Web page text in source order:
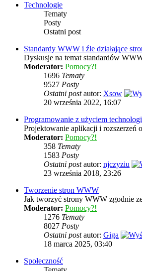
Technologie
Tematy
Posty
Ostatni post
Standardy WWW i źle działające
Dyskusje na temat standardów
Moderator: Pomocy?!
1696 Tematy
9527 Posty
Ostatni postautor: Xsow
20 września 2022, 16:07
Programowanie z użyciem
Projektowanie aplikacji i
Moderator: Pomocy?!
358 Tematy
1583 Posty
Ostatni postautor: njczyziu
23 września 2018, 23:26
Tworzenie stron WWW
Jak tworzyć strony WWW zgodnie
Moderator: Pomocy?!
1276 Tematy
8027 Posty
Ostatni postautor: Giga
18 marca 2025, 03:40
Społeczność